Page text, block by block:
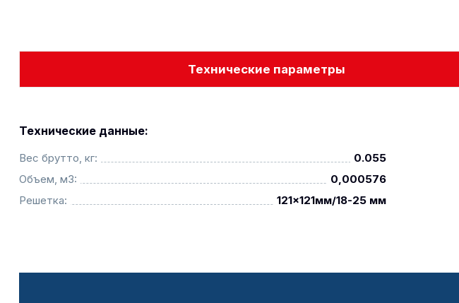
Технические параметры
Технические данные:
Вес брутто, кг:
0.055
Объем, м3:
0,000576
Решетка:
121x121мм/18-25 мм